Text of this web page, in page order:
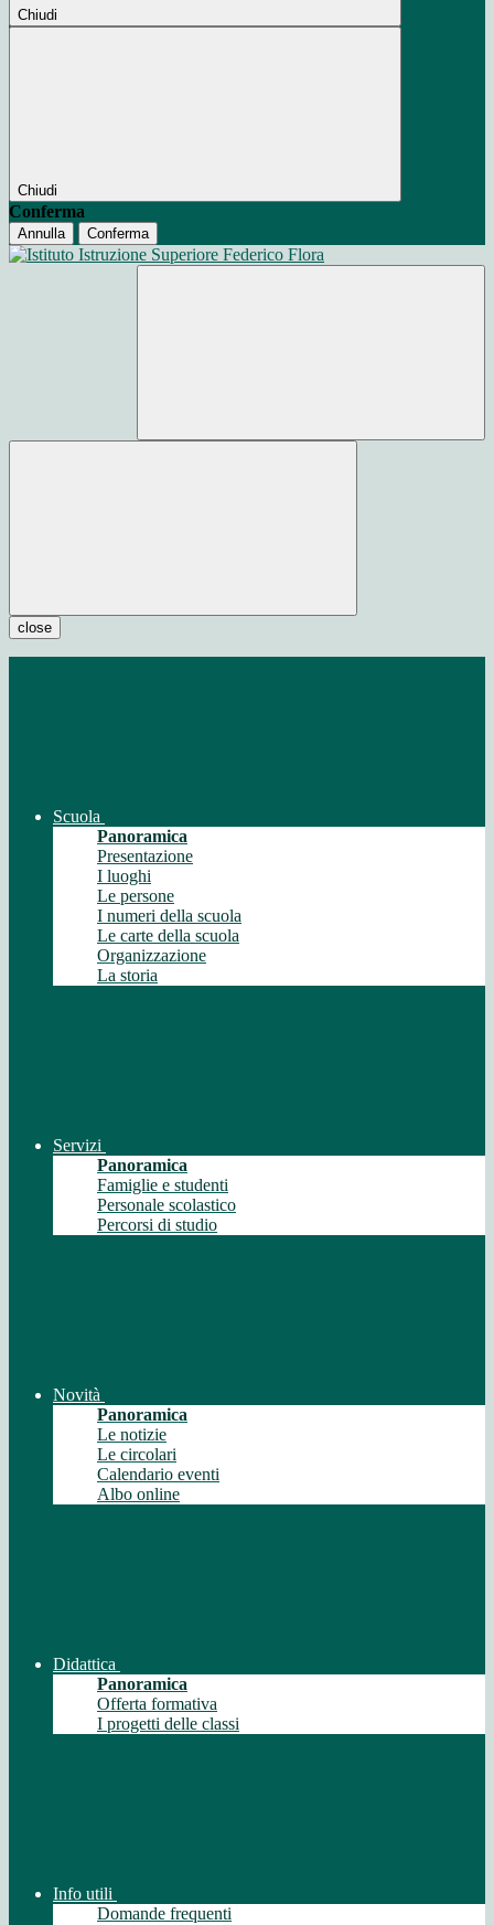
Chiudi
Chiudi
Conferma
Annulla Conferma
close
Scuola
Panoramica
Presentazione
I luoghi
Le persone
I numeri della scuola
Le carte della scuola
Organizzazione
La storia
Servizi
Panoramica
Famiglie e studenti
Personale scolastico
Percorsi di studio
Novità
Panoramica
Le notizie
Le circolari
Calendario eventi
Albo online
Didattica
Panoramica
Offerta formativa
I progetti delle classi
Info utili
Domande frequenti